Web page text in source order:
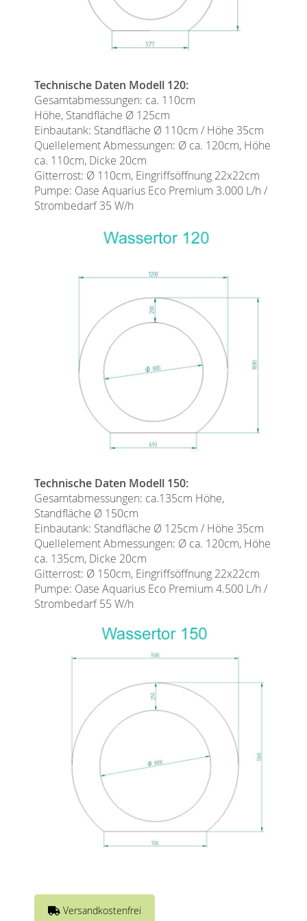
Technische Daten Modell 120:
Gesamtabmessungen: ca. 110cm
Höhe, Standfläche Ø 125cm
Einbautank: Standfläche Ø 110cm / Höhe 35cm
Quellelement Abmessungen: Ø ca. 120cm, Höhe
ca. 110cm, Dicke 20cm
Gitterrost: Ø 110cm, Eingriffsöffnung 22x22cm
Pumpe: Oase Aquarius Eco Premium 3.000 L/h /
Strombedarf 35 W/h
Technische Daten Modell 150:
Gesamtabmessungen: ca.135cm Höhe,
Standfläche Ø 150cm
Einbautank: Standfläche Ø 125cm / Höhe 35cm
Quellelement Abmessungen: Ø ca. 120cm, Höhe
ca. 135cm, Dicke 20cm
Gitterrost: Ø 150cm, Eingriffsöffnung 22x22cm
Pumpe: Oase Aquarius Eco Premium 4.500 L/h /
Strombedarf 55 W/h
Versandkostenfrei